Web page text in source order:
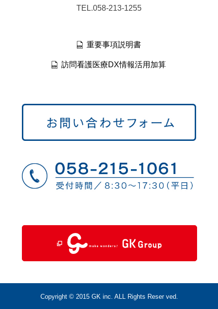
TEL.058-213-1255
重要事項説明書
訪問看護医療DX情報活用加算
Copyright © 2015 GK inc. ALL Rights Reser ved.